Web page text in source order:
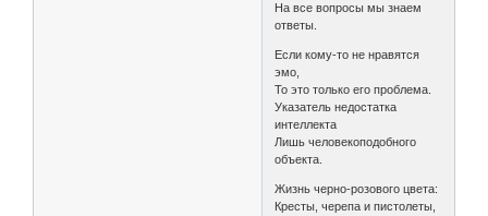
На все вопросы мы знаем
ответы.
Если кому-то не нравятся
эмо,
То это только его проблема.
Указатель недостатка
интеллекта
Лишь человекоподобного
объекта.
Жизнь черно-розового цвета:
Кресты, черепа и пистолеты,